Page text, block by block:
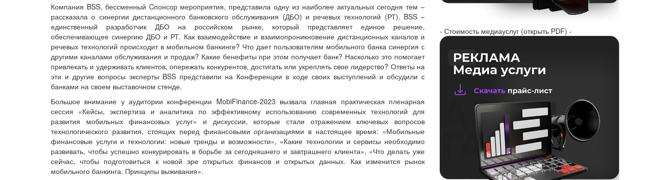
Компания BSS, бессменный Cпонсор мероприятия, представила одну из наиболее актуальных сегодня тем –
рассказала о синергии дистанционного банковского обслуживания (ДБО) и речевых технологий (РТ). BSS –
единственный разработчик ДБО на российском рынке, который представляет единое решение,
обеспечивающее синергию ДБО и РТ. Как взаимодействие и взаимопроникновение дистанционных каналов и
речевых технологий происходит в мобильном банкинге? Что дает пользователям мобильного банка синергия с
другими каналами обслуживания и продаж? Какие бенефиты при этом получает банк? Насколько это помогает
привлекать и удерживать клиентов, опережать конкурентов, достигать или укреплять свое лидерство? Ответы на
эти и другие вопросы эксперты BSS представили на Конференции в ходе своих выступлений и обсудили с
банками на своем выставочном стенде.
Большое внимание у аудитории конференции MobiFinance-2023 вызвала главная практическая пленарная
сессия «Кейсы, экспертиза и аналитика по эффективному использованию современных технологий для
развития мобильных финансовых услуг» и дискуссии, которые стали отражением ключевых вопросов
технологического развития, стоящих перед финансовыми организациями в настоящее время: «Мобильные
финансовые услуги и технологии: новые тренды и возможности», «Какие технологии и сервисы необходимо
развивать, чтобы успешно конкурировать в борьбе за сегодняшнего и завтрашнего клиента», «Что делать уже
сейчас, чтобы подготовиться к новой эре открытых финансов и открытых данных. Как изменится рынок
мобильного банкинга. Принципы выживания».
- Стоимость медиауслуг (открыть PDF) -